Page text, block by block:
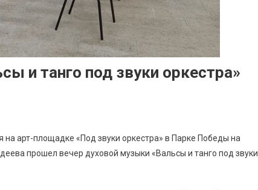
и танго под звуки оркестра»
арт-площадке «Под звуки оркестра» в Парке Победы на
прошел вечер духовой музыки «Вальсы и танго под звуки